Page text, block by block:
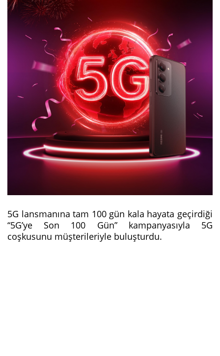
5G lansmanına tam 100 gün kala hayata geçirdiği
“5G’ye Son 100 Gün” kampanyasıyla 5G
coşkusunu müşterileriyle buluşturdu.